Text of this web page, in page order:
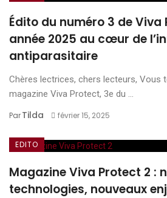
Édito du numéro 3 de Viva
année 2025 au cœur de
antiparasitaire
Chères lectrices, chers lecteurs, Vous
magazine Viva Protect, 3e du ...
ParTilda février 15, 2025
EDITO
Magazine Viva Protect 2 :
technologies, nouveaux